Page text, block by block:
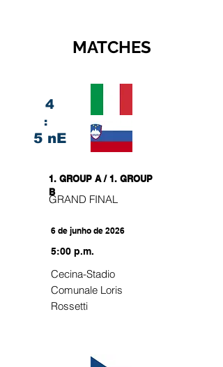
MATCHES
4
:
5 nE
1. GROUP A / 1. GROUP
B
6 de junho de 2026
5:00 p.m.
Cecina-Stadio
Comunale Loris
Rossetti
GRAND FINAL